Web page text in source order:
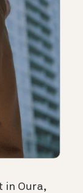
in Oura,